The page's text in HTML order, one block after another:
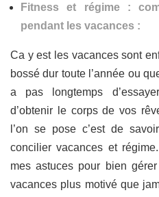
Fitness et régime :
pendant les vacances :
Ca y est les vacances sont
bossé dur toute l’année ou
a pas longtemps
d’obtenir le corps de vos
l’on se pose c’est de
concilier vacances et
mes astuces pour bien
vacances plus motivé que